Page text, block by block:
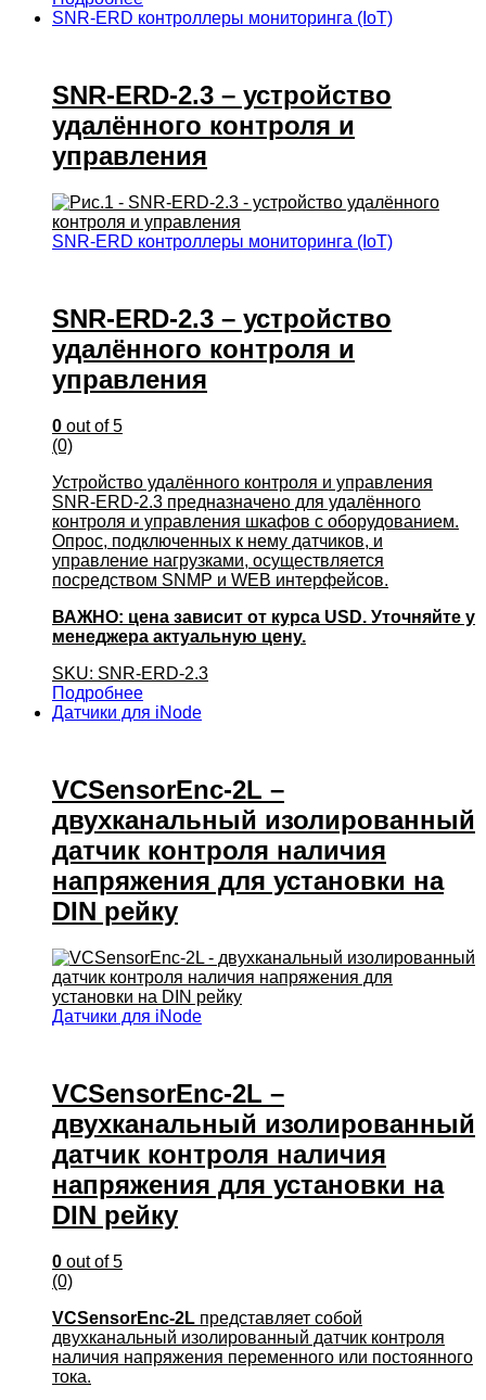
SNR-ERD контроллеры мониторинга (IoT)
SNR-ERD-2.3 – устройство
удалённого контроля и
управления
SNR-ERD контроллеры мониторинга (IoT)
SNR-ERD-2.3 – устройство
удалённого контроля и
управления
0 out of 5
(0)
Устройство удалённого контроля и управления
SNR-ERD-2.3 предназначено для удалённого
контроля и управления шкафов с оборудованием.
Опрос, подключенных к нему датчиков, и
управление нагрузками, осуществляется
посредством SNMP и WEB интерфейсов.
ВАЖНО: цена зависит от курса USD. Уточняйте у
менеджера актуальную цену.
SKU: SNR-ERD-2.3
Подробнее
Датчики для iNode
VCSensorEnc-2L –
двухканальный изолированный
датчик контроля наличия
напряжения для установки на
DIN рейку
Датчики для iNode
VCSensorEnc-2L –
двухканальный изолированный
датчик контроля наличия
напряжения для установки на
DIN рейку
0 out of 5
(0)
VCSensorEnc-2L представляет собой
двухканальный изолированный датчик контроля
наличия напряжения переменного или постоянного
тока.